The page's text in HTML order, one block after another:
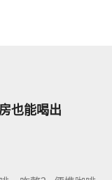
也能喝出